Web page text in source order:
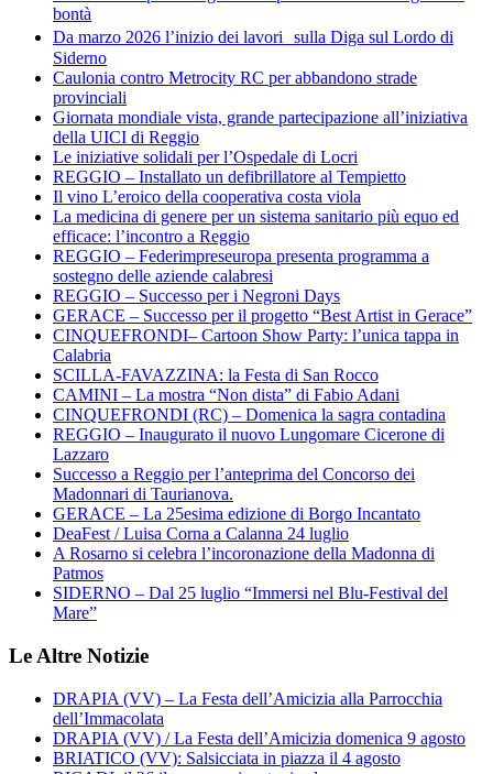
bontà
Da marzo 2026 l’inizio dei lavori sulla Diga sul Lordo di
Siderno
Caulonia contro Metrocity RC per abbandono strade
provinciali
Giornata mondiale vista, grande partecipazione all’iniziativa
della UICI di Reggio
Le iniziative solidali per l’Ospedale di Locri
REGGIO – Installato un defibrillatore al Tempietto
Il vino L’eroico della cooperativa costa viola
La medicina di genere per un sistema sanitario più equo ed
efficace: l’incontro a Reggio
REGGIO – Federimpreseuropa presenta programma a
sostegno delle aziende calabresi
REGGIO – Successo per i Negroni Days
GERACE – Successo per il progetto “Best Artist in Gerace”
CINQUEFRONDI– Cartoon Show Party: l’unica tappa in
Calabria
SCILLA-FAVAZZINA: la Festa di San Rocco
CAMINI – La mostra “Non dista” di Fabio Adani
CINQUEFRONDI (RC) – Domenica la sagra contadina
REGGIO – Inaugurato il nuovo Lungomare Cicerone di
Lazzaro
Successo a Reggio per l’anteprima del Concorso dei
Madonnari di Taurianova.
GERACE – La 25esima edizione di Borgo Incantato
DeaFest / Luisa Corna a Calanna 24 luglio
A Rosarno si celebra l’incoronazione della Madonna di
Patmos
SIDERNO – Dal 25 luglio “Immersi nel Blu-Festival del
Mare”
Le Altre Notizie
DRAPIA (VV) – La Festa dell’Amicizia alla Parrocchia
dell’Immacolata
DRAPIA (VV) / La Festa dell’Amicizia domenica 9 agosto
BRIATICO (VV): Salsicciata in piazza il 4 agosto